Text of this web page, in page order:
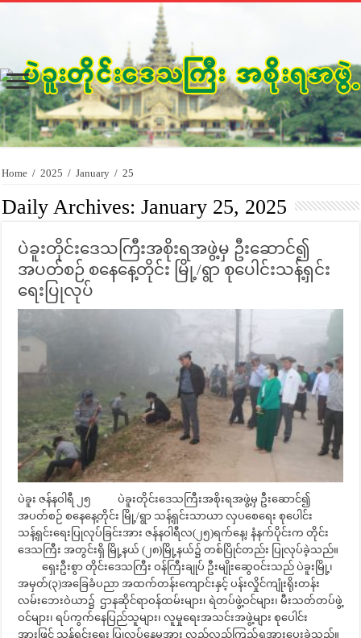
Home / 2025 / January / 25
Daily Archives:January 25, 2025
ပဲခူးတိုင်းဒေသကြီးအစိုးရအဖွဲ့မှ ဦးဆောင်၍
အပတ်စဉ် စနေနေ့တိုင်း မြို့/ရွာ စုပေါင်းသန့်ရှင်း
ရေးပြုလုပ်
ပဲခူး ဇန်နဝါရီ ၂၅ ပဲခူးတိုင်းဒေသကြီးအစိုးရအဖွဲ့မှ ဦးဆောင်၍
အပတ်စဉ် စနေနေ့တိုင်း မြို့/ရွာ သန့်ရှင်းသာယာ လှပစေရေး စုပေါင်း
သန့်ရှင်းရေးပြုလုပ်ခြင်းအား ဇန်နဝါရီလ(၂၅)ရက်နေ့၊ နံနက်ပိုင်းက တိုင်း
ဒေသကြီး အတွင်းရှိ မြို့နယ် (၂၈)မြို့နယ်၌ တစ်ပြိုင်တည်း ပြုလုပ်ခဲ့သည်။
ရှေးဦးစွာ တိုင်းဒေသကြီး ဝန်ကြီးချုပ် ဦးမျိုးဆွေဝင်းသည် ပဲခူးမြို့၊
အမှတ်(၃)အခြေခံပညာ အထက်တန်းကျောင်းနှင့် ပန်းလှိုင်ကျုံးရိုးတန်း
လမ်းဘေးဝဲယာ၌ ဌာနဆိုင်ရာဝန်ထမ်းများ၊ ရဲတပ်ဖွဲ့ဝင်များ၊ မီးသတ်တပ်ဖွဲ့
ဝင်များ၊ ရပ်ကွက်နေပြည်သူများ၊ လူမှုရေးအသင်းအဖွဲ့များ စုပေါင်း
အားဖြင့် သန့်ရှင်းရေး ပြုလုပ်နေမှုအား လှည့်လည်ကြည့်ရှုအားပေးခဲ့သည်။